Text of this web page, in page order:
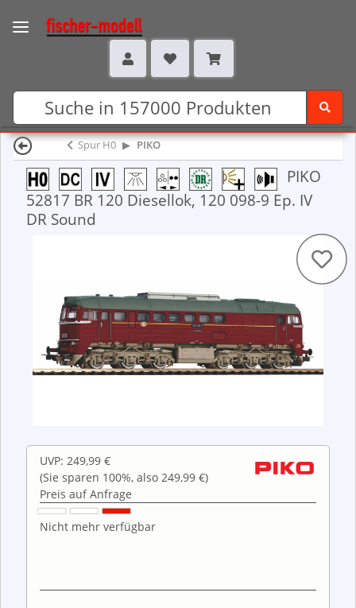
Spur H0 PIKO
PIKO
52817 BR 120 Diesellok, 120 098-9 Ep. IV
DR Sound
UVP: 249,99 €
(Sie sparen 100%, also 249,99 €)
Preis auf Anfrage
Nicht mehr verfügbar